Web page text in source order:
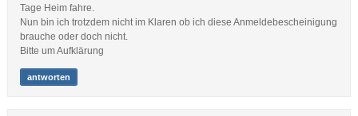
Tage Heim fahre.
Nun bin ich trotzdem nicht im Klaren ob ich diese Anmeldebescheinigung
brauche oder doch nicht.
Bitte um Aufklärung
antworten